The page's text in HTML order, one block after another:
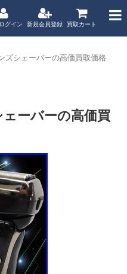
グイン 新規会員登録 買取カート
ズシェーバーの高価買取価格
ーバーの高価買